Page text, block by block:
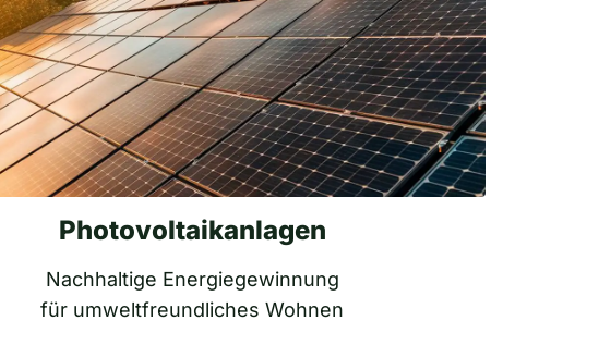
Photovoltaikanlagen
Nachhaltige Energiegewinnung
für umweltfreundliches Wohnen